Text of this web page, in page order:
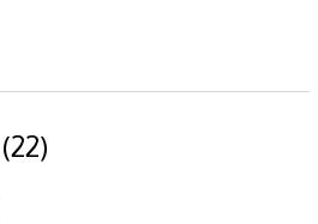
(22)